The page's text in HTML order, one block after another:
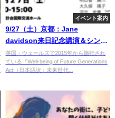
イベント案内
9/27（土）京都：Jane
davidson来日記念講演＆シンポ
ジウム＠京都大学＆オンライン
英国・ウェールズで2015年から施行され
ている『Well-being of Future Generations
Act（日本語訳：未来世代...